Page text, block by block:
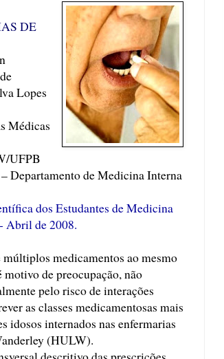
DE
Lopes
Médicas
UFPB
Departamento de Medicina Interna
dos Estudantes de Medicina
Abril de 2008.
medicamentos ao mesmo
de preocupação, não
pelo risco de interações
as classes medicamentosas mais
idosos internados nas enfermarias
(HULW).